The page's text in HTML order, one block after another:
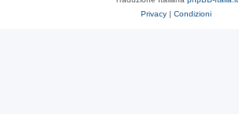
Privacy | Condizioni